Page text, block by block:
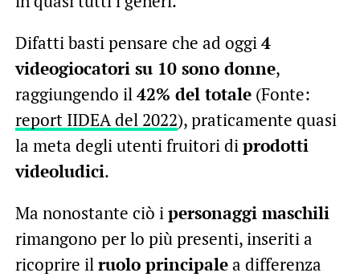
Difatti basti pensare che ad oggi4
videogiocatori su 10 sono donne,
raggiungendo il42% del totale(Fonte:
report IIDEA del 2022), praticamente quasi
la meta degli utenti fruitori diprodotti
videoludici.
Ma nonostante ciò ipersonaggi maschili
rimangono per lo più presenti, inseriti a
ricoprire ilruolo principalea differenza